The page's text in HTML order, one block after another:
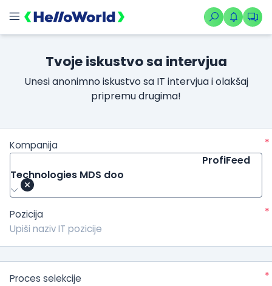
Tvoje iskustvo sa intervjua
Unesi anonimno iskustvo sa IT intervjua i olakšaj
pripremu drugima!
Kompanija
*
ProfiFeed
Technologies MDS doo
Pozicija *
Proces selekcije *